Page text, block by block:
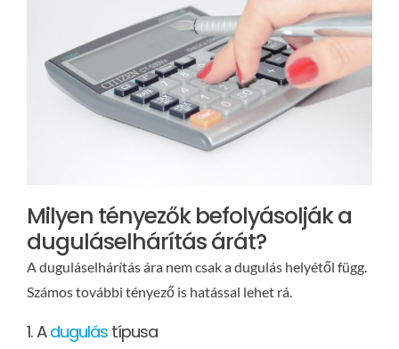
Milyen tényezők befolyásolják a
duguláselhárítás árát?
A duguláselhárítás ára nem csak a dugulás helyétől függ.
Számos további tényező is hatással lehet rá.
1. Adugulástípusa